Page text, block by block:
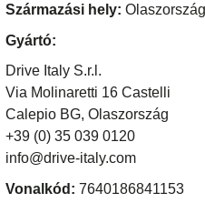
Származási hely: Olaszország
Gyártó:
Drive Italy S.r.l.
Via Molinaretti 16 Castelli
Calepio BG, Olaszország
+39 (0) 35 039 0120
info@drive-italy.com
Vonalkód: 7640186841153